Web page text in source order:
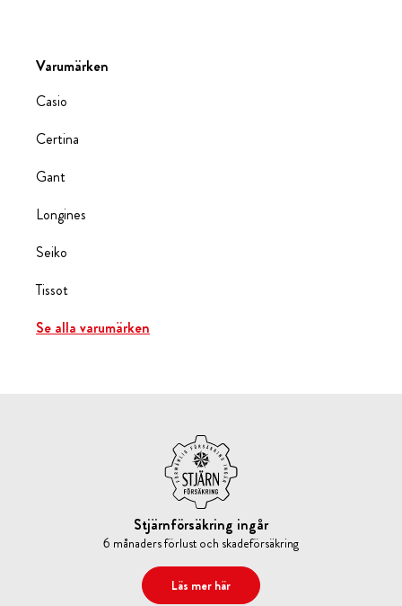
Varumärken
Casio
Certina
Gant
Longines
Seiko
Tissot
Se alla varumärken
Stjärnförsäkring ingår
6 månaders förlust och skadeförsäkring
Läs mer här